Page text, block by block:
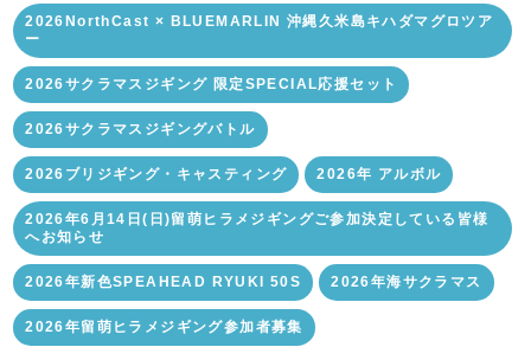
2026NorthCast × BLUEMARLIN 沖縄久米島キハダマグロツア
ー
2026サクラマスジギング 限定SPECIAL応援セット
2026サクラマスジギングバトル
2026ブリジギング・キャスティング 2026年 アルボル
2026年6月14日(日)留萌ヒラメジギングご参加決定している皆様
へお知らせ
2026年新色SPEAHEAD RYUKI 50S 2026年海サクラマス
2026年留萌ヒラメジギング参加者募集